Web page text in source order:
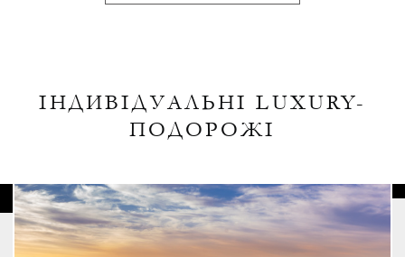
ІНДИВІДУАЛЬНІ LUXURY-
ПОДОРОЖІ